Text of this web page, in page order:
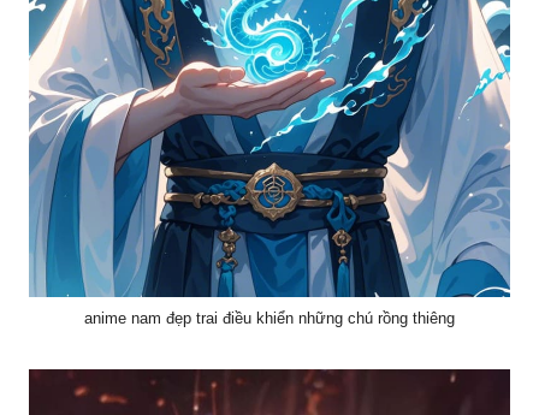
anime nam đẹp trai điều khiển những chú rồng thiêng